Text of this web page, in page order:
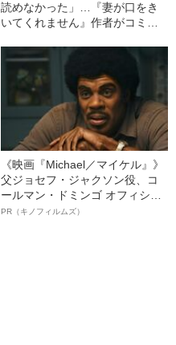
読めなかった」…『妻が口をき
いてくれません』作者がコミッ
《映画『Michael／マイケル』》
父ジョセフ・ジャクソン役、コ
ールマン・ドミンゴ オフィシャ
ルインタビュー“観客を魅了した
PR（キノフィルムズ）